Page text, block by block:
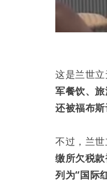
这是兰世立
军餐饮、
还被福布斯
不过，兰
缴所欠税
列为“国际